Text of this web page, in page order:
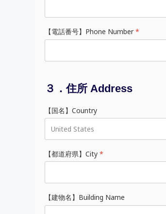
【電話番号】Phone Number*
３．住所 Address
【国名】Country
【都道府県】City *
【建物名】Building Name